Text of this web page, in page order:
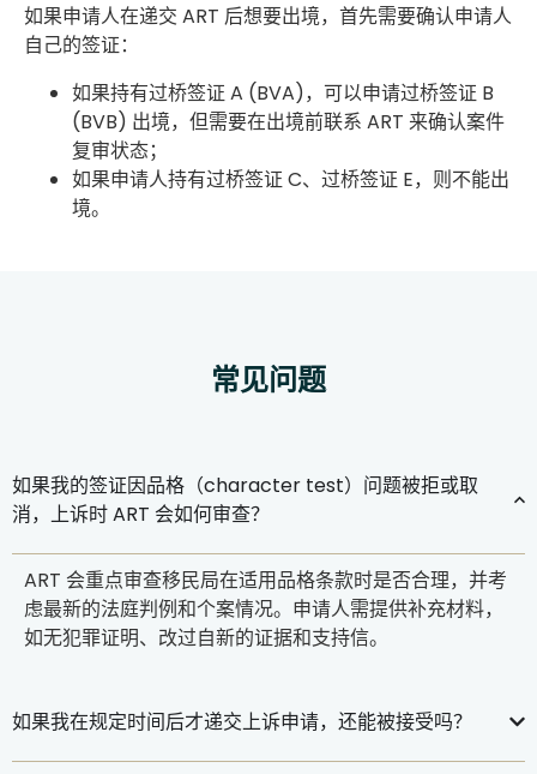
如果申请人在递交 ART 后想要出境，首先需要确认申请人
自己的签证：
如果持有过桥签证 A (BVA)，可以申请过桥签证 B
(BVB) 出境，但需要在出境前联系 ART 来确认案件
复审状态；
如果申请人持有过桥签证 C、过桥签证 E，则不能出
境。
常见问题
如果我的签证因品格（character test）问题被拒或取
消，上诉时 ART 会如何审查？
ART 会重点审查移民局在适用品格条款时是否合理，并考
虑最新的法庭判例和个案情况。申请人需提供补充材料，
如无犯罪证明、改过自新的证据和支持信。
如果我在规定时间后才递交上诉申请，还能被接受吗？